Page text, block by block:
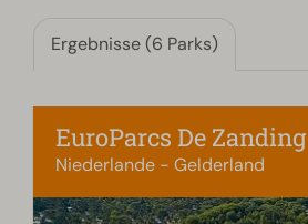
Ergebnisse (6 Parks)
EuroParcs De Zanding
Niederlande - Gelderland